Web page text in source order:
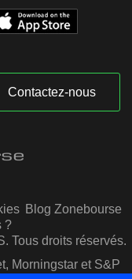
Contactez-nous
Blog Zonebourse
?
Tous droits réservés.
Morningstar et S&P